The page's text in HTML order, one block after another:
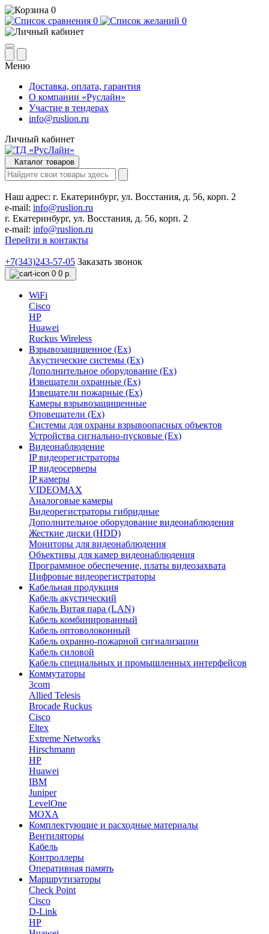
0
0
0
Меню
Доставка, оплата, гарантия
О компании «Руслайн»
Участие в тендерах
info@ruslion.ru
Личный кабинет
Каталог товаров
Наш адрес: г. Екатеринбург, ул. Восстания, д. 56, корп. 2
e-mail: info@ruslion.ru
г. Екатеринбург, ул. Восстания, д. 56, корп. 2
e-mail: info@ruslion.ru
Перейти в контакты
+7(343)243-57-05 Заказать звонок
0 0 р.
WiFi
Cisco
HP
Huawei
Ruckus Wireless
Взрывозащищенное (Ex)
Акустические системы (Ex)
Дополнительное оборудование (Ex)
Извещатели охранные (Ex)
Извещатели пожарные (Ex)
Камеры взрывозащищенные
Оповещатели (Ex)
Системы для охраны взрывоопасных объектов
Устройства сигнально-пусковые (Ex)
Видеонаблюдение
IP видеорегистраторы
IP видеосерверы
IP камеры
VIDEOMAX
Аналоговые камеры
Видеорегистраторы гибридные
Дополнительное оборудование видеонаблюдения
Жесткие диски (HDD)
Мониторы для видеонаблюдения
Объективы для камер видеонаблюдения
Программное обеспечение, платы видеозахвата
Цифровые видеорегистраторы
Кабельная продукция
Кабель акустический
Кабель Витая пара (LAN)
Кабель комбинированный
Кабель оптоволоконный
Кабель охранно-пожарной сигнализации
Кабель силовой
Кабель специальных и промышленных интерфейсов
Коммутаторы
3com
Allied Telesis
Brocade Ruckus
Cisco
Eltex
Extreme Networks
Hirschmann
HP
Huawei
IBM
Juniper
LevelOne
MOXA
Комплектующие и расходные материалы
Вентиляторы
Кабель
Контроллеры
Оперативная память
Маршрутизаторы
Check Point
Cisco
D-Link
HP